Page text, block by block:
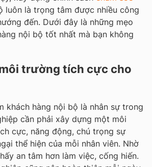
luôn là trọng tâm được nhiều công
đến. Dưới đây là những mẹo
nội bộ tốt nhất mà bạn không
trường tích cực cho
khách hàng nội bộ là nhân sự trong
cần phải xây dựng một môi
cực, năng động, chú trọng sự
thể hiện của mỗi nhân viên. Nhờ
an tâm hơn làm việc, cống hiến.